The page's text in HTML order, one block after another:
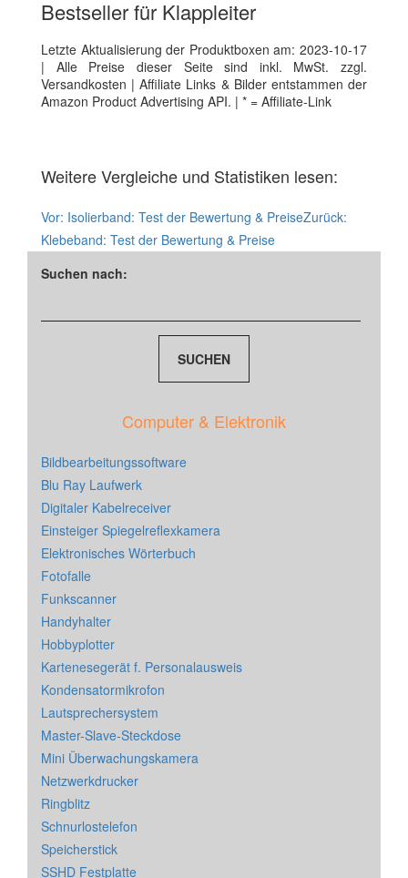
Bestseller für Klappleiter
Letzte Aktualisierung der Produktboxen am: 2023-10-17
| Alle Preise dieser Seite sind inkl. MwSt. zzgl.
Versandkosten | Affiliate Links & Bilder entstammen der
Amazon Product Advertising API. | * = Affiliate-Link
Weitere Vergleiche und Statistiken lesen:
Vor: Isolierband: Test der Bewertung & PreiseZurück:
Klebeband: Test der Bewertung & Preise
Suchen nach:
Computer & Elektronik
Bildbearbeitungssoftware
Blu Ray Laufwerk
Digitaler Kabelreceiver
Einsteiger Spiegelreflexkamera
Elektronisches Wörterbuch
Fotofalle
Funkscanner
Handyhalter
Hobbyplotter
Kartenesegerät f. Personalausweis
Kondensatormikrofon
Lautsprechersystem
Master-Slave-Steckdose
Mini Überwachungskamera
Netzwerkdrucker
Ringblitz
Schnurlostelefon
Speicherstick
SSHD Festplatte